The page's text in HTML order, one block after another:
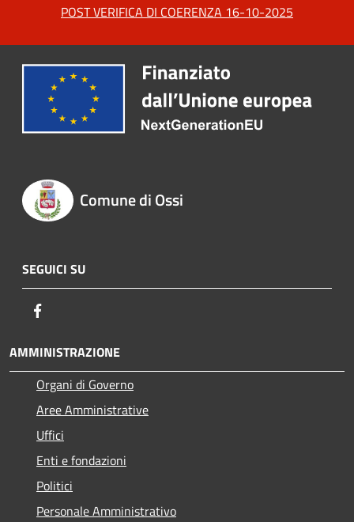
POST VERIFICA DI COERENZA 16-10-2025
Comune di Ossi
SEGUICI SU
AMMINISTRAZIONE
Organi di Governo
Aree Amministrative
Uffici
Enti e fondazioni
Politici
Personale Amministrativo